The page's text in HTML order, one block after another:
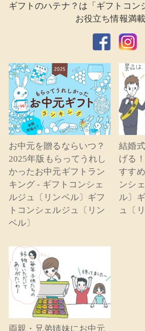
ギフトのハテナ？は「ギフトコン
お役立ち情報満載
お中元を贈るならいつ？
2025年版もらってうれし
かったお中元ギフトラン
キング - ギフトコンシェ
ルジュ〔リンベル〕ギフ
トコンシェルジュ〔リン
ベル〕
結婚
げる
すす
ンシ
ル〕
ュ〔
両親・兄弟姉妹にお中元